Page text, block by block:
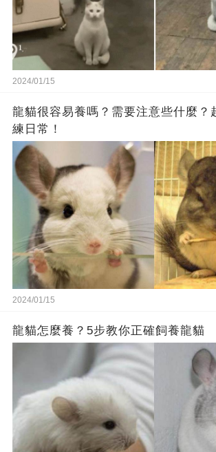
2024/01/15
龍貓很容易養嗎？需要注意些什麼？
練日常！
2024/01/15
龍貓怎麼養？5步教你正確飼養龍貓